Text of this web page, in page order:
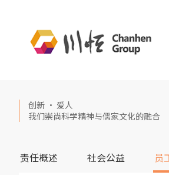
创新 · 爱人
我们崇尚科学精神与儒家文化的融合
责任概述 社会公益 员